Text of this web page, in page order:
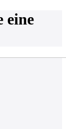
eine